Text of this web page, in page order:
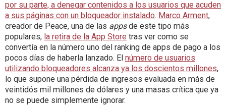
por su parte, a denegar contenidos a los usuarios que acuden
a sus páginas con un bloqueador instalado. Marco Arment,
creador de Peace, una de las appsde este tipo más
populares, la retira de la App Store tras ver como se
convertía en la número uno del ranking de apps de pago a los
pocos días de haberla lanzado. El número de usuarios
utilizando bloqueadores alcanza ya los doscientos millones,
lo que supone una pérdida de ingresos evaluada en más de
veintidós mil millones de dólares y una masas crítica que ya
no se puede simplemente ignorar.